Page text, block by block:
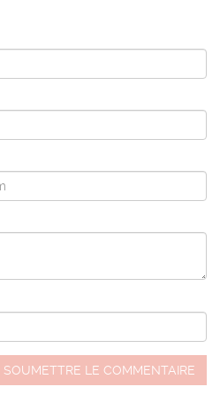
SOUMETTRE LE COMMENTAIRE